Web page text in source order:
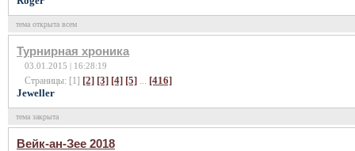
тема открыта всем
Турнирная хроника
03.01.2015 | 16:28:19
Страницы: [1] [2] [3] [4] [5] ... [416]
Jeweller
тема закрыта
Вейк-ан-Зее 2018